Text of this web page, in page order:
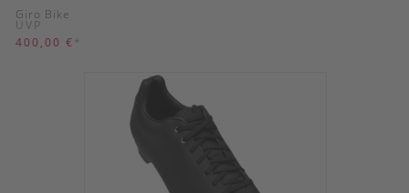
Giro Bike
UVP
400,00 € *